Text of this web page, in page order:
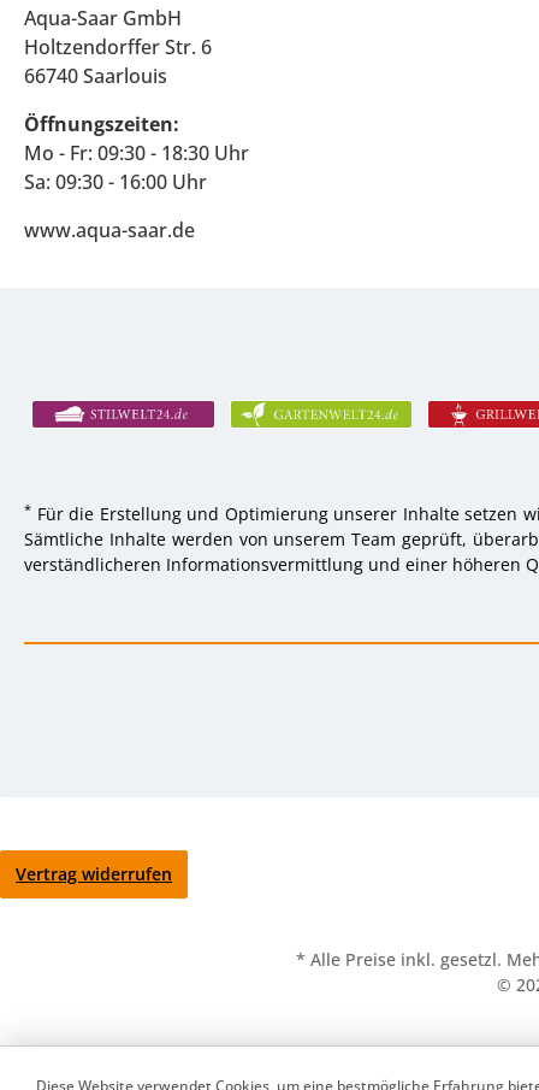
Aqua-Saar GmbH
Holtzendorffer Str. 6
66740 Saarlouis
Öffnungszeiten:
Mo - Fr: 09:30 - 18:30 Uhr
Sa: 09:30 - 16:00 Uhr
www.aqua-saar.de
* Für die Erstellung und Optimierung unserer Inhalte setzen
Sämtliche Inhalte werden von unserem Team geprüft,
verständlicheren Informationsvermittlung und einer höheren
Vertrag widerrufen
* Alle Preise inkl. gesetzl.
©
Diese Website verwendet Cookies, um eine bestmögliche Erfahrung